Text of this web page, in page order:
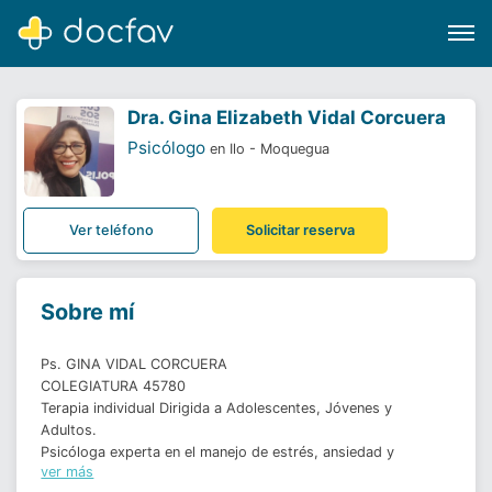
Software para clínicas
Soporte
Dra. Gina Elizabeth Vidal Corcuera
Psicólogo en Ilo - Moquegua
Ver teléfono Solicitar reserva
Sobre mí
Ps. GINA VIDAL CORCUERA
COLEGIATURA 45780
Terapia individual Dirigida a Adolescentes, Jóvenes y
Adultos.
Psicóloga experta en el manejo de estrés, ansiedad y
depresión.
ver más